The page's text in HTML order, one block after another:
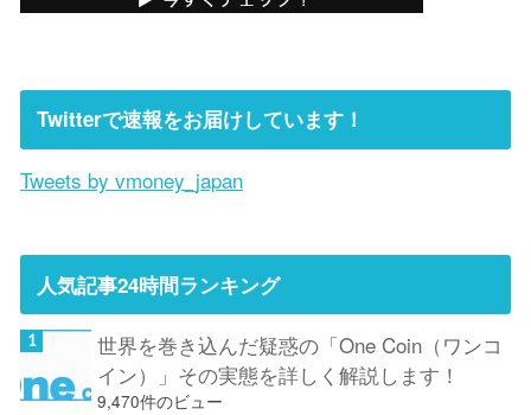
Twitterで速報をお届けしています！
Tweets by vmoney_japan
人気記事24時間ランキング
世界を巻き込んだ疑惑の「One Coin（ワンコ
イン）」その実態を詳しく解説します！
9,470件のビュー